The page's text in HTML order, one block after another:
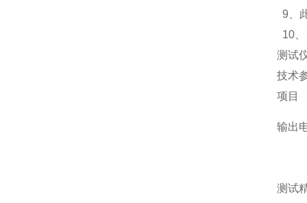
9、
10
测试
技术
项目
输出
测试